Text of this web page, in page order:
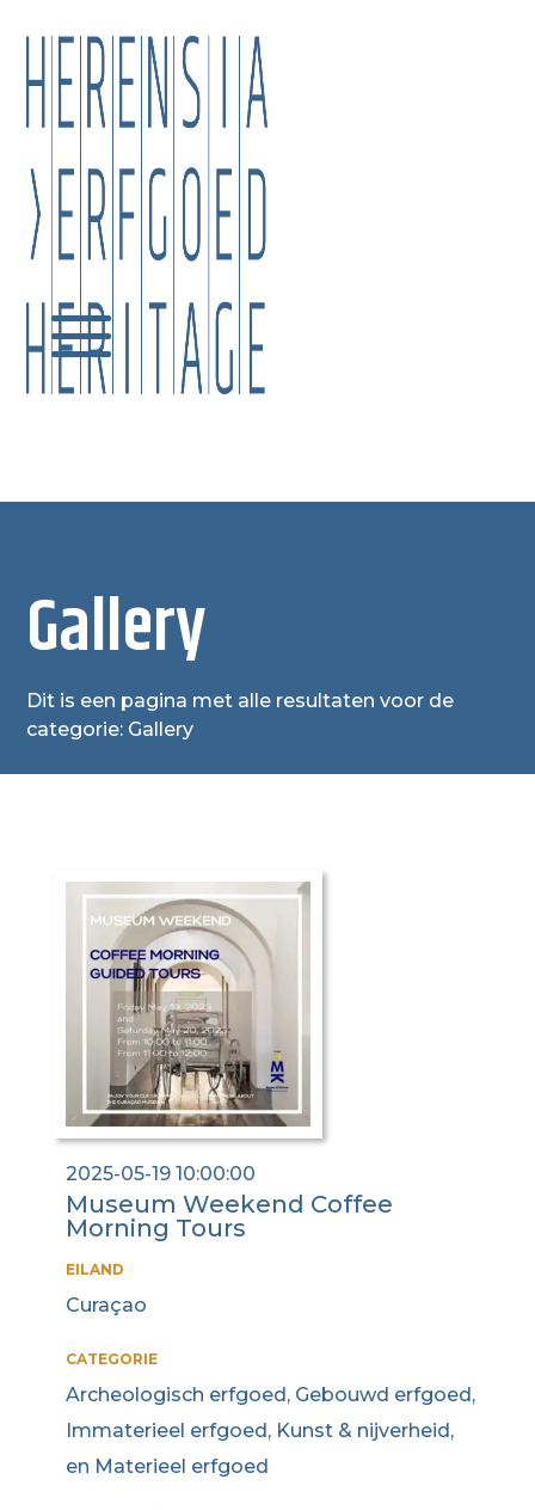
Gallery
Dit is een pagina met alle resultaten voor de
categorie: Gallery
2025-05-19 10:00:00
Museum Weekend Coffee
Morning Tours
EILAND
Curaçao
CATEGORIE
Archeologisch erfgoed, Gebouwd erfgoed,
Immaterieel erfgoed, Kunst & nijverheid,
en Materieel erfgoed